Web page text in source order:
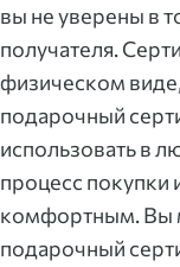
вы не уверены в
получателя.
физическом
подарочный
использовать в
процесс
комфортным. Вы
подарочный